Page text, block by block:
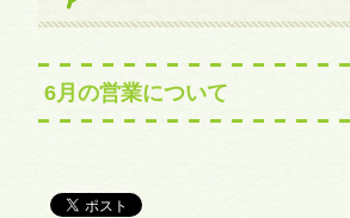
6月の営業について